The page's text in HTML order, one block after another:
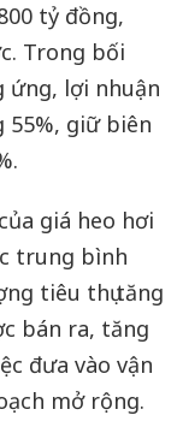
tỷ đồng,
Trong bối
ứng, lợi nhuận
55%, giữ biên
giá heo hơi
trung bình
tiêu thụ tăng
bán ra, tăng
đưa vào vận
mở rộng.